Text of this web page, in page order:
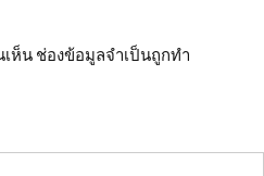
ห็น ช่องข้อมูลจำเป็นถูกทำ